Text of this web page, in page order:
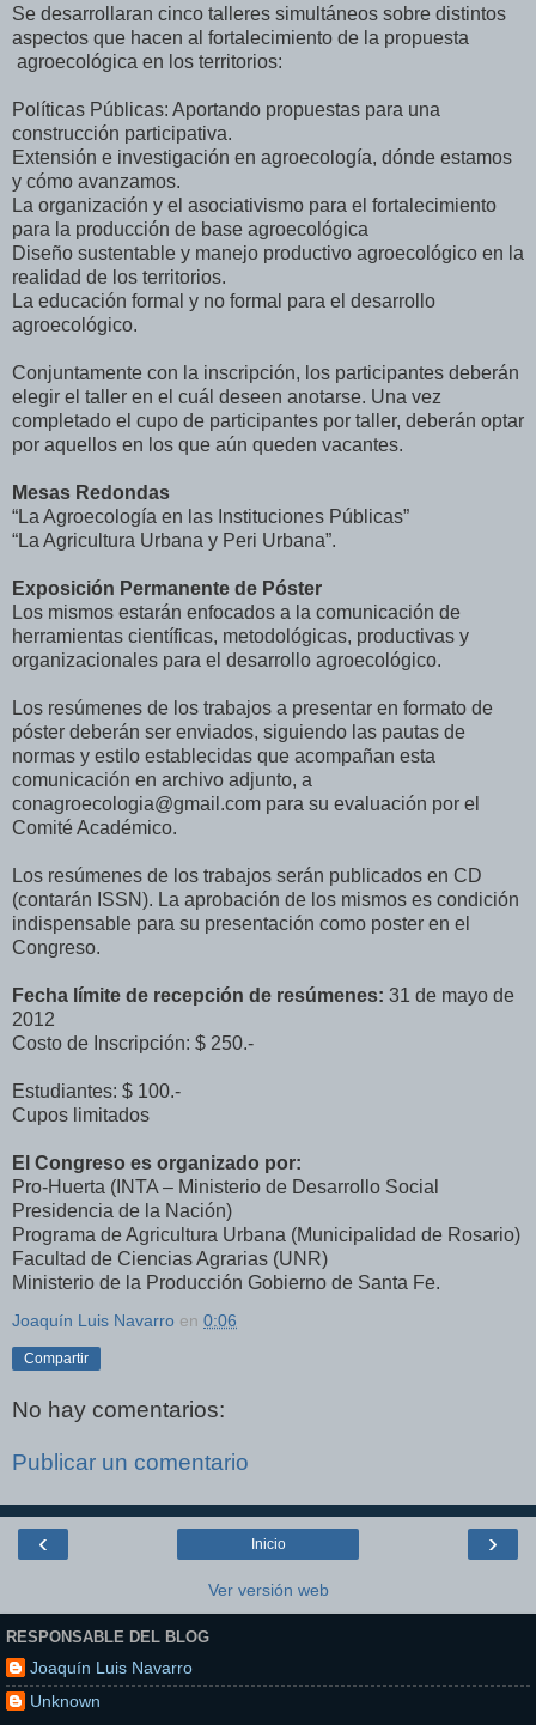
Se desarrollaran cinco talleres simultáneos sobre distintos
aspectos que hacen al fortalecimiento de la propuesta
agroecológica en los territorios:
Políticas Públicas: Aportando propuestas para una
construcción participativa.
Extensión e investigación en agroecología, dónde estamos
y cómo avanzamos.
La organización y el asociativismo para el fortalecimiento
para la producción de base agroecológica
Diseño sustentable y manejo productivo agroecológico en la
realidad de los territorios.
La educación formal y no formal para el desarrollo
agroecológico.
Conjuntamente con la inscripción, los participantes deberán
elegir el taller en el cuál deseen anotarse. Una vez
completado el cupo de participantes por taller, deberán optar
por aquellos en los que aún queden vacantes.
Mesas Redondas
“La Agroecología en las Instituciones Públicas”
“La Agricultura Urbana y Peri Urbana”.
Exposición Permanente de Póster
Los mismos estarán enfocados a la comunicación de
herramientas científicas, metodológicas, productivas y
organizacionales para el desarrollo agroecológico.
Los resúmenes de los trabajos a presentar en formato de
póster deberán ser enviados, siguiendo las pautas de
normas y estilo establecidas que acompañan esta
comunicación en archivo adjunto, a
conagroecologia@gmail.com para su evaluación por el
Comité Académico.
Los resúmenes de los trabajos serán publicados en CD
(contarán ISSN). La aprobación de los mismos es condición
indispensable para su presentación como poster en el
Congreso.
Fecha límite de recepción de resúmenes: 31 de mayo de
2012
Costo de Inscripción: $ 250.-
Estudiantes: $ 100.-
Cupos limitados
El Congreso es organizado por:
Pro-Huerta (INTA – Ministerio de Desarrollo Social
Presidencia de la Nación)
Programa de Agricultura Urbana (Municipalidad de Rosario)
Facultad de Ciencias Agrarias (UNR)
Ministerio de la Producción Gobierno de Santa Fe.
Joaquín Luis Navarro en 0:06
Compartir
No hay comentarios:
Publicar un comentario
‹ ›
Inicio
Ver versión web
RESPONSABLE DEL BLOG
Joaquín Luis Navarro
Unknown